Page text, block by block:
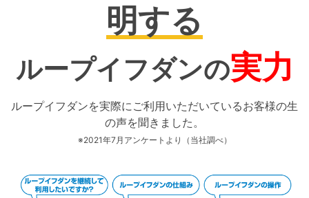
明する
ループイフダンの実力
ループイフダンを実際にご利用いただいているお客様の生
の声を聞きました。
※2021年7月アンケートより（当社調べ）